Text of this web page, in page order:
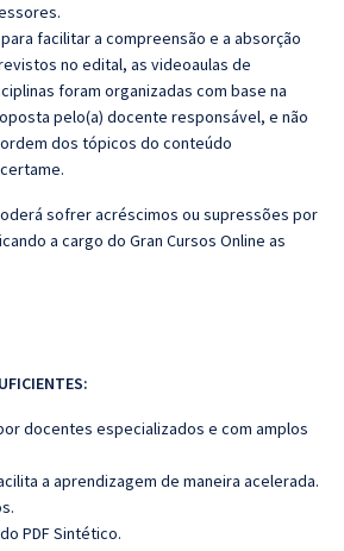
facilitar a compreensão e a absorção
no edital, as videoaulas de
foram organizadas com base na
pelo(a) docente responsável, e não
dos tópicos do conteúdo
sofrer acréscimos ou supressões por
a cargo do Gran Cursos Online as
docentes especializados e com amplos
a aprendizagem de maneira acelerada.
PDF Sintético.